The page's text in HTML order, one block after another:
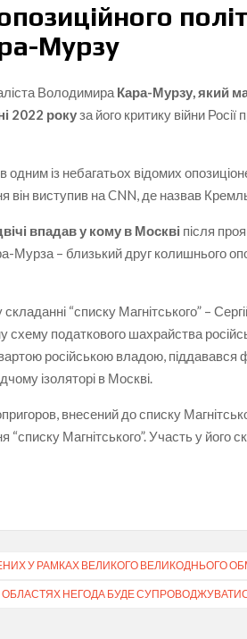
Мурзу
Володимира Кара-Мурзу, який
2022 рокуза його критику війни
із небагатьох відомих
він виступив на CNN, де назвав
впадав у кому в Москві після
Мурза – близький друг колишнього
“списку Магнітського” –
податкового шахрайства
російською владою, піддавався
ізоляторі в Москві.
внесений до списку
Магнітського”. Участь у його
У РАМКАХ ВЕЛИКОГО ВЕЛИКОДНЬОГО
НЕГОДА БУДЕ